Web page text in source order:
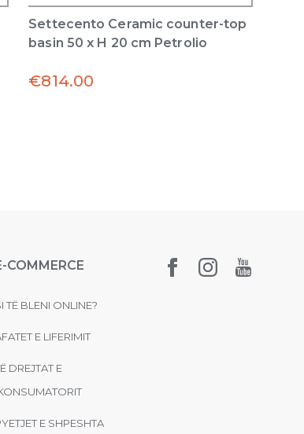
Settecento Ceramic counter-top
basin 50 x H 20 cm Petrolio
€814.00
COMMERCE
TË BLENI ONLINE?
E LIFERIMIT
DREJTAT E
E SHPESHTA